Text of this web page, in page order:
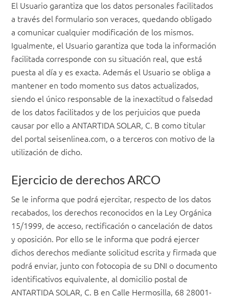
El Usuario garantiza que los datos personales facilitados
a través del formulario son veraces, quedando obligado
a comunicar cualquier modificación de los mismos.
Igualmente, el Usuario garantiza que toda la información
facilitada corresponde con su situación real, que está
puesta al día y es exacta. Además el Usuario se obliga a
mantener en todo momento sus datos actualizados,
siendo el único responsable de la inexactitud o falsedad
de los datos facilitados y de los perjuicios que pueda
causar por ello a ANTARTIDA SOLAR, C. B como titular
del portal seisenlinea.com, o a terceros con motivo de la
utilización de dicho.
Ejercicio de derechos ARCO
Se le informa que podrá ejercitar, respecto de los datos
recabados, los derechos reconocidos en la Ley Orgánica
15/1999, de acceso, rectificación o cancelación de datos
y oposición. Por ello se le informa que podrá ejercer
dichos derechos mediante solicitud escrita y firmada que
podrá enviar, junto con fotocopia de su DNI o documento
identificativos equivalente, al domicilio postal de
ANTARTIDA SOLAR, C. B en Calle Hermosilla, 68 28001-